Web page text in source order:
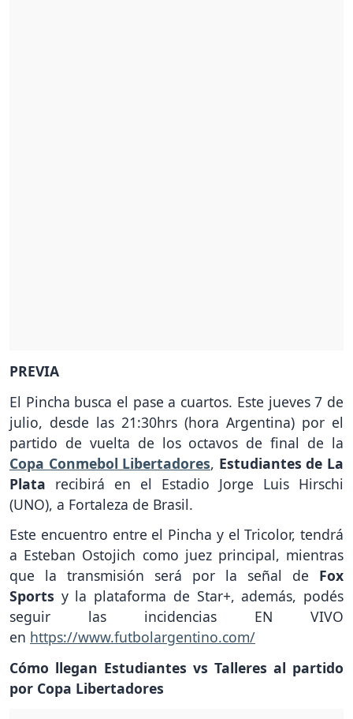
PREVIA
El Pincha busca el pase a cuartos. Este jueves 7 de
julio, desde las 21:30hrs (hora Argentina) por el
partido de vuelta de los octavos de final de la
Copa Conmebol Libertadores, Estudiantes de La
Plata recibirá en el Estadio Jorge Luis Hirschi
(UNO), a Fortaleza de Brasil.
Este encuentro entre el Pincha y el Tricolor, tendrá
a Esteban Ostojich como juez principal, mientras
que la transmisión será por la señal de Fox
Sports y la plataforma de Star+, además, podés
seguir las incidencias EN VIVO
en https://www.futbolargentino.com/
Cómo llegan Estudiantes vs Talleres al partido
por Copa Libertadores